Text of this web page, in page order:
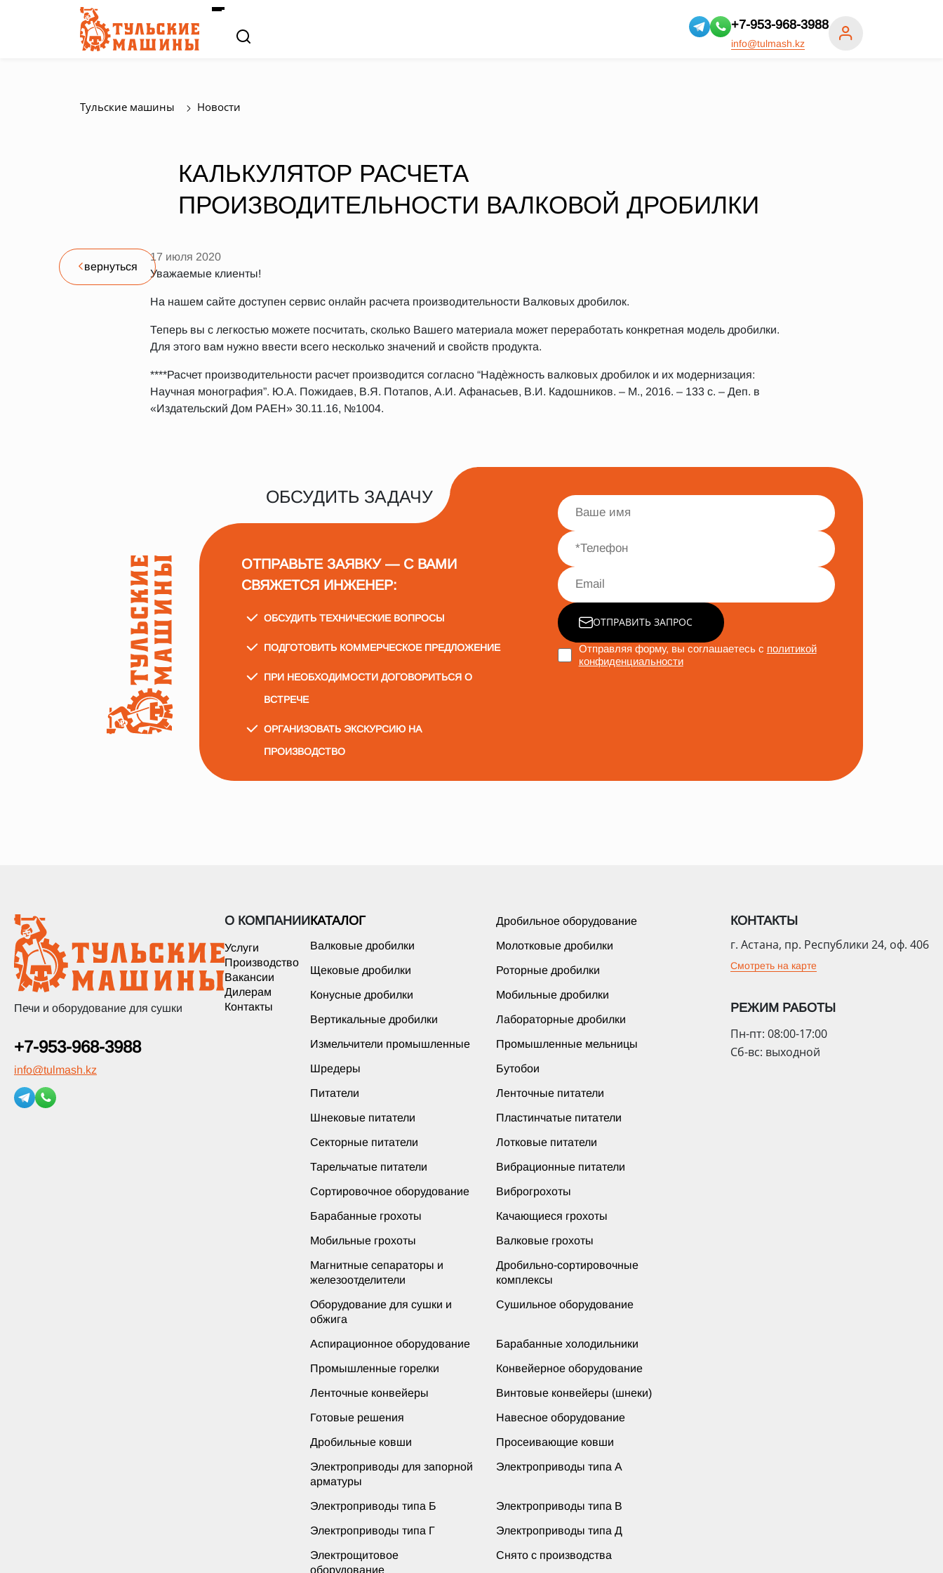
+7-953-968-3988
info@tulmash.kz
Тульские машины Новости
КАЛЬКУЛЯТОР РАСЧЕТА
ПРОИЗВОДИТЕЛЬНОСТИ ВАЛКОВОЙ ДРОБИЛКИ
вернуться
17 июля 2020
Уважаемые клиенты!
На нашем сайте доступен сервис онлайн расчета производительности Валковых дробилок.
Теперь вы с легкостью можете посчитать, сколько Вашего материала может переработать конкретная модель дробилки.
Для этого вам нужно ввести всего несколько значений и свойств продукта.
****Расчет производительности расчет производится согласно “Надѐжность валковых дробилок и их модернизация:
Научная монография”. Ю.А. Пожидаев, В.Я. Потапов, А.И. Афанасьев, В.И. Кадошников. – М., 2016. – 133 с. – Деп. в
«Издательский Дом РАЕН» 30.11.16, №1004.
ОБСУДИТЬ ЗАДАЧУ
ОТПРАВЬТЕ ЗАЯВКУ — С ВАМИ
СВЯЖЕТСЯ ИНЖЕНЕР:
ОБСУДИТЬ ТЕХНИЧЕСКИЕ ВОПРОСЫ
ПОДГОТОВИТЬ КОММЕРЧЕСКОЕ ПРЕДЛОЖЕНИЕ
ПРИ НЕОБХОДИМОСТИ ДОГОВОРИТЬСЯ О
ВСТРЕЧЕ
ОРГАНИЗОВАТЬ ЭКСКУРСИЮ НА
ПРОИЗВОДСТВО
ОТПРАВИТЬ ЗАПРОС
Отправляя форму, вы соглашаетесь с политикой
конфиденциальности
Печи и оборудование для сушки
+7-953-968-3988
info@tulmash.kz
О КОМПАНИИ
Услуги
Производство
Вакансии
Дилерам
Контакты
КАТАЛОГ Дробильное оборудование
Валковые дробилки Молотковые дробилки
Щековые дробилки Роторные дробилки
Конусные дробилки Мобильные дробилки
Вертикальные дробилки Лабораторные дробилки
Измельчители промышленные Промышленные мельницы
Шредеры Бутобои
Питатели Ленточные питатели
Шнековые питатели Пластинчатые питатели
Секторные питатели Лотковые питатели
Тарельчатые питатели Вибрационные питатели
Сортировочное оборудование Виброгрохоты
Барабанные грохоты Качающиеся грохоты
Мобильные грохоты Валковые грохоты
Магнитные сепараторы и
железоотделители
Дробильно-сортировочные
комплексы
Оборудование для сушки и
обжига
Сушильное оборудование
Аспирационное оборудование Барабанные холодильники
Промышленные горелки Конвейерное оборудование
Ленточные конвейеры Винтовые конвейеры (шнеки)
Готовые решения Навесное оборудование
Дробильные ковши Просеивающие ковши
Электроприводы для запорной
арматуры
Электроприводы типа А
Электроприводы типа Б Электроприводы типа В
Электроприводы типа Г Электроприводы типа Д
Электрощитовое
оборудование
Снято с производства
КОНТАКТЫ
г. Астана, пр. Республики 24, оф. 406
Смотреть на карте
РЕЖИМ РАБОТЫ
Пн-пт: 08:00-17:00
Сб-вс: выходной